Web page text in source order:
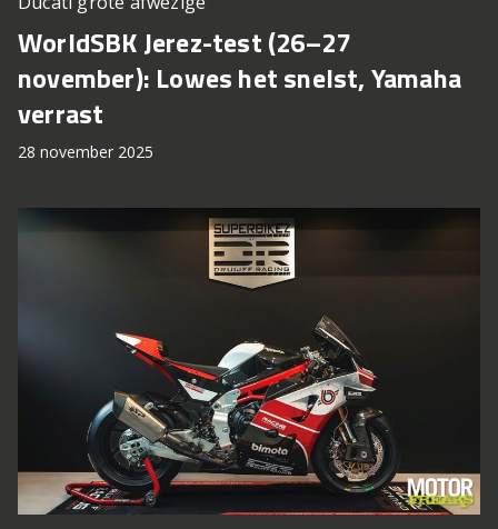
WorldSBK Jerez-test (26–27
november): Lowes het snelst, Yamaha
verrast
28 november 2025